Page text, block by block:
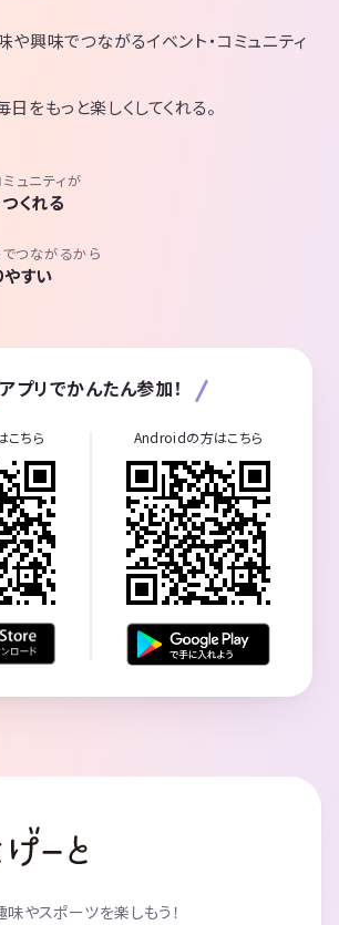
や興味でつながるイベント・コミュニティ
をもっと楽しくしてくれる。
ュニティが
くれる
つながるから
やすい
アプリでかんたん参加！
ちら Androidの方はこちら
やスポーツを楽しもう！